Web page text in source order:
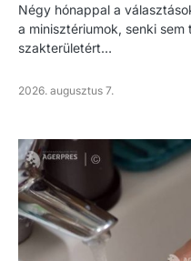
Négy hónappal a
a minisztériumok, senki
szakterületért…
2026. augusztus 7.